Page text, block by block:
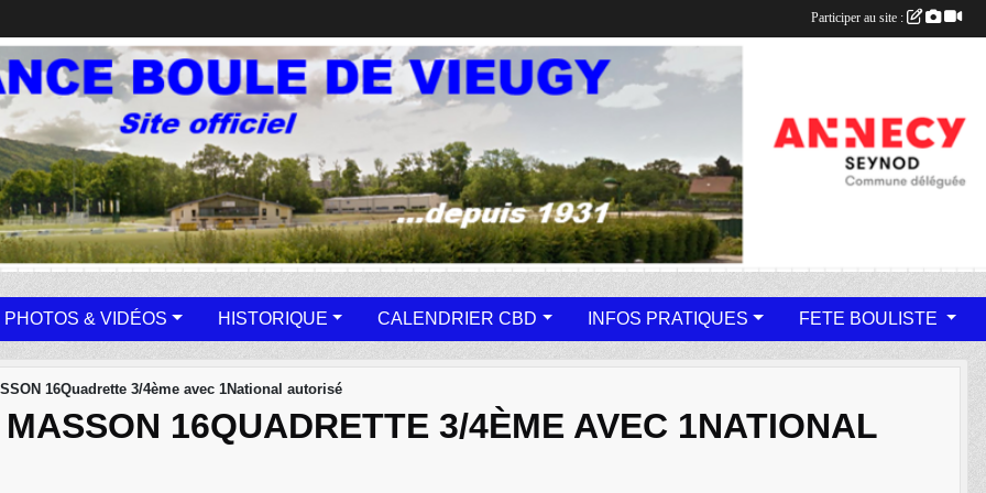
PHOTOS & VIDÉOS HISTORIQUE CALENDRIER CBD INFOS PRATIQUES FETE BOULISTE
16Quadrette 3/4ème avec 1National autorisé
16QUADRETTE 3/4ÈME AVEC 1NATIONAL
Participer au site :